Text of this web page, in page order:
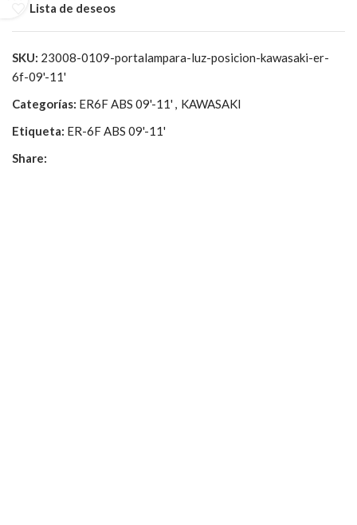
Lista de deseos
SKU: 23008-0109-portalampara-luz-posicion-kawasaki-er-
6f-09'-11'
Categorías: ER6F ABS 09'-11' , KAWASAKI
Etiqueta: ER-6F ABS 09'-11'
Share: